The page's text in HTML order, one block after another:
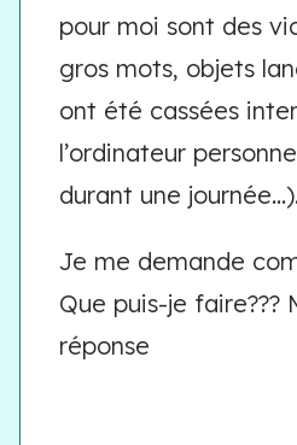
pour moi sont des
gros mots, objets
ont été cassées
l’ordinateur
durant une
Je me demande
Que puis-je faire???
réponse